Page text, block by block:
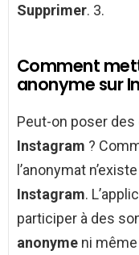
Supprimer. 3.
Comment
anonyme sur
Peut-on poser des
Instagram ?
l’anonymat
Instagram.
participer à des
anonyme ni